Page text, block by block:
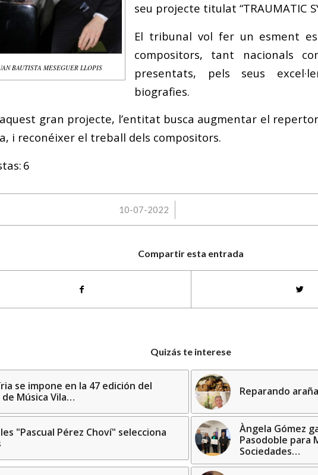
BAUTISTA MESEGUER LLOPIS
seu projecte titulat “TRAUMATIC
El tribunal vol fer un esment
compositors, tant nacionals
presentats, pels seus
biografies.
gran projecte, l’entitat busca augmentar el
i reconéixer el treball dels compositors.
6
10-07-2022
/
Compartir esta entrada
Quizás te interese
se impone en la 47 edición del
Música Vila…
Reparando
"Pascual Pérez Choví" selecciona
Àngela Gómez
Pasodoble para
Sociedades…